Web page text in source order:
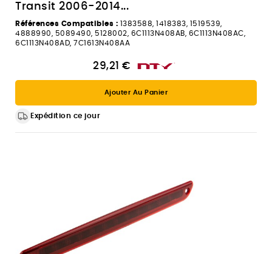
Transit 2006-2014...
Références Compatibles : 1383588, 1418383, 1519539,
4888990, 5089490, 5128002, 6C1113N408AB, 6C1113N408AC,
6C1113N408AD, 7C1613N408AA
29,21 €
Ajouter Au Panier
Expédition ce jour